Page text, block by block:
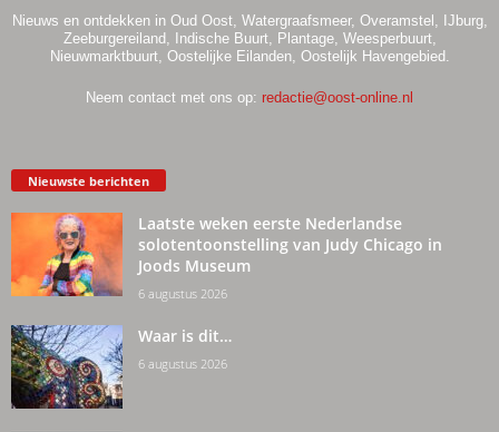
Nieuws en ontdekken in Oud Oost, Watergraafsmeer, Overamstel, IJburg,
Zeeburgereiland, Indische Buurt, Plantage, Weesperbuurt,
Nieuwmarktbuurt, Oostelijke Eilanden, Oostelijk Havengebied.
Neem contact met ons op: redactie@oost-online.nl
Nieuwste berichten
Laatste weken eerste Nederlandse
solotentoonstelling van Judy Chicago in
Joods Museum
6 augustus 2026
Waar is dit…
6 augustus 2026